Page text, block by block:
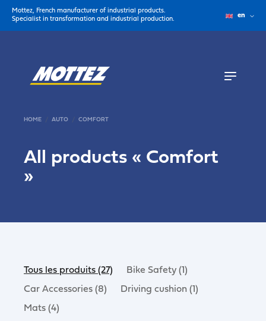
Mottez, French manufacturer of industrial products.
Specialist in transformation and industrial production.
en
HOME AUTO COMFORT
All products « Comfort
»
Tous les produits (27)
Bike Safety (1)
Car Accessories (8)
Driving cushion (1)
Mats (4)